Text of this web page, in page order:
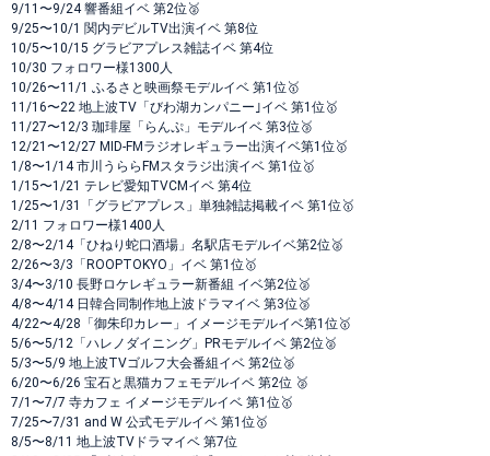
9/11〜9/24 響番組イベ 第2位🥈
9/25〜10/1 関内デビルTV出演イベ 第8位
10/5〜10/15 グラビアプレス雑誌イベ 第4位
10/30 フォロワー様1300人
10/26〜11/1 ふるさと映画祭モデルイベ 第1位🥇
11/16〜22 地上波TV「びわ湖カンパニー｣イベ 第1位🥇
11/27〜12/3 珈琲屋「らんぷ」モデルイベ 第3位🥉
12/21〜12/27 MID-FMラジオレギュラー出演イベ第1位🥇
1/8〜1/14 市川うららFMスタラジ出演イベ 第1位🥇
1/15〜1/21 テレビ愛知TVCMイベ 第4位
1/25〜1/31「グラビアプレス」単独雑誌掲載イベ 第1位🥇
2/11 フォロワー様1400人
2/8〜2/14「ひねり蛇口酒場」名駅店モデルイベ第2位🥈
2/26〜3/3「ROOPTOKYO」イベ 第1位🥇
3/4〜3/10 長野ロケレギュラー新番組 イベ第2位🥈
4/8〜4/14 日韓合同制作地上波ドラマイベ 第3位🥉
4/22〜4/28「御朱印カレー」イメージモデルイベ第1位🥇
5/6〜5/12「ハレノダイニング」PRモデルイベ 第2位🥈
5/3〜5/9 地上波TVゴルフ大会番組イベ 第2位🥈
6/20〜6/26 宝石と黒猫カフェモデルイベ 第2位 🥈
7/1〜7/7 寺カフェ イメージモデルイベ 第1位🥇
7/25〜7/31 and W 公式モデルイベ 第1位🥇
8/5〜8/11 地上波TVドラマイベ 第7位